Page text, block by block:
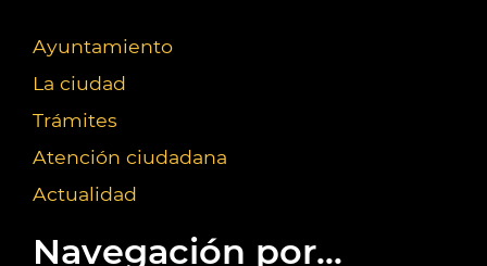
Ayuntamiento
La ciudad
Trámites
Atención ciudadana
Actualidad
Navegación por...